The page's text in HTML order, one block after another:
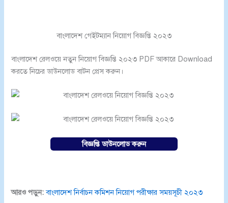
বাংলাদেশ গেইটম্যান নিয়োগ বিজ্ঞপ্তি ২০২৩
বাংলাদেশ রেলওয়ে নতুন নিয়োগ বিজ্ঞপ্তি ২০২৩ PDF আকারে Download
করতে নিচের ডাউনলোড বাটন প্রেস করুন।
বিজ্ঞপ্তি ডাউনলোড করুন
আরও পড়ুন: বাংলাদেশ নির্বাচন কমিশন নিয়োগ পরীক্ষার সময়সূচী ২০২৩